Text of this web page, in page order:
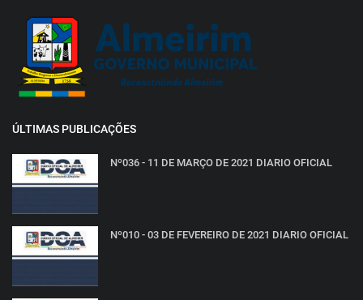
ÚLTIMAS PUBLICAÇÕES
Nº036 - 11 DE MARÇO DE 2021 DIARIO OFICIAL
Nº010 - 03 DE FEVEREIRO DE 2021 DIARIO OFICIAL